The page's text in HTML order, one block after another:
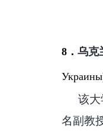
8． 乌克
该
名副教